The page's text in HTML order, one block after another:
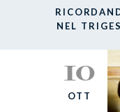
NEL
10
OTT